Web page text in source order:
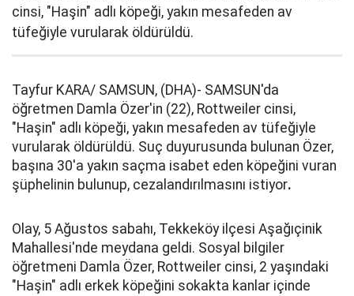
cinsi, "Haşin" adlı köpeği, yakın mesafeden av
tüfeğiyle vurularak öldürüldü.
Tayfur KARA/ SAMSUN, (DHA)- SAMSUN'da
öğretmen Damla Özer'in (22), Rottweiler cinsi,
"Haşin" adlı köpeği, yakın mesafeden av tüfeğiyle
vurularak öldürüldü. Suç duyurusunda bulunan Özer,
başına 30'a yakın saçma isabet eden köpeğini vuran
şüphelinin bulunup, cezalandırılmasını istiyor.
Olay, 5 Ağustos sabahı, Tekkeköy ilçesi Aşağıçinik
Mahallesi'nde meydana geldi. Sosyal bilgiler
öğretmeni Damla Özer, Rottweiler cinsi, 2 yaşındaki
"Haşin" adlı erkek köpeğini sokakta kanlar içinde